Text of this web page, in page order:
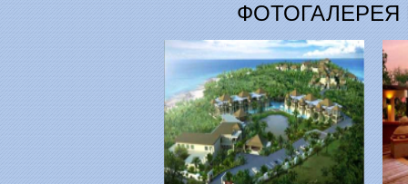
ФОТОГАЛЕРЕЯ